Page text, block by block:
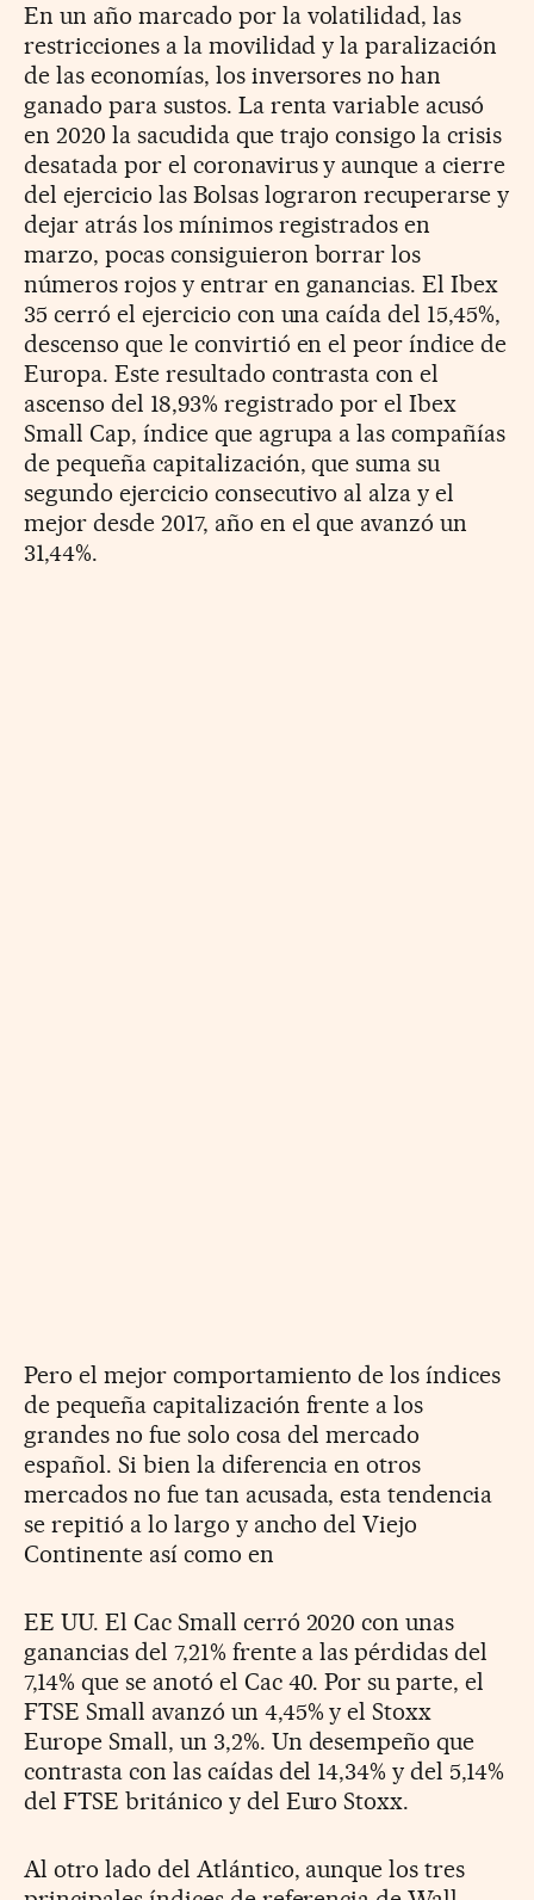
En un año marcado por la volatilidad, las
restricciones a la movilidad y la paralización
de las economías, los inversores no han
ganado para sustos. La renta variable acusó
en 2020 la sacudida que trajo consigo la crisis
desatada por el coronavirus y aunque a cierre
del ejercicio las Bolsas lograron recuperarse y
dejar atrás los mínimos registrados en
marzo, pocas consiguieron borrar los
números rojos y entrar en ganancias. El Ibex
35 cerró el ejercicio con una caída del 15,45%,
descenso que le convirtió en el peor índice de
Europa. Este resultado contrasta con el
ascenso del 18,93% registrado por el Ibex
Small Cap, índice que agrupa a las compañías
de pequeña capitalización, que suma su
segundo ejercicio consecutivo al alza y el
mejor desde 2017, año en el que avanzó un
31,44%.
Pero el mejor comportamiento de los índices
de pequeña capitalización frente a los
grandes no fue solo cosa del mercado
español. Si bien la diferencia en otros
mercados no fue tan acusada, esta tendencia
se repitió a lo largo y ancho del Viejo
Continente así como en
EE UU. El Cac Small cerró 2020 con unas
ganancias del 7,21% frente a las pérdidas del
7,14% que se anotó el Cac 40. Por su parte, el
FTSE Small avanzó un 4,45% y el Stoxx
Europe Small, un 3,2%. Un desempeño que
contrasta con las caídas del 14,34% y del 5,14%
del FTSE británico y del Euro Stoxx.
Al otro lado del Atlántico, aunque los tres